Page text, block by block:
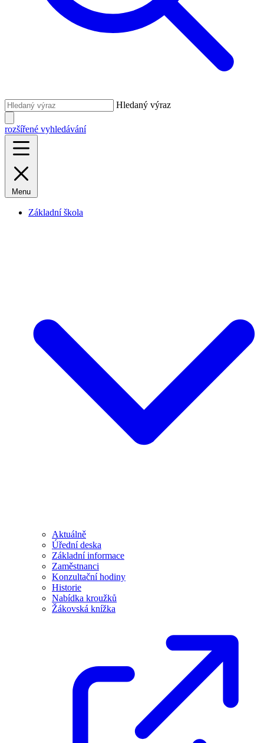
Hledaný výraz
rozšířené vyhledávání
Menu
Základní škola
Aktuálně
Úřední deska
Základní informace
Zaměstnanci
Konzultační hodiny
Historie
Nabídka kroužků
Žákovská knížka